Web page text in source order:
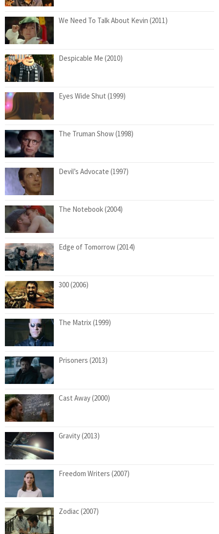
We Need To Talk About Kevin (2011)
Despicable Me (2010)
Eyes Wide Shut (1999)
The Truman Show (1998)
Devil’s Advocate (1997)
The Notebook (2004)
Edge of Tomorrow (2014)
300 (2006)
The Matrix (1999)
Prisoners (2013)
Cast Away (2000)
Gravity (2013)
Freedom Writers (2007)
Zodiac (2007)